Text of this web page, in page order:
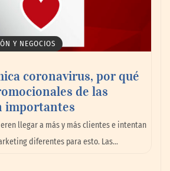
redefine la forma de
México
Y NEGOCIOS
coronavirus, por qué
de las
importantes
llegar a más y más clientes e intentan
diferentes para esto. Las…